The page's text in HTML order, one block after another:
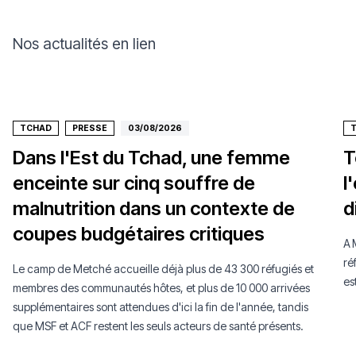
Nos actualités en lien
TCHAD PRESSE 03/08/2026
Dans l'Est du Tchad, une femme
enceinte sur cinq souffre de
malnutrition dans un contexte de
coupes budgétaires critiques
Le camp de Metché accueille déjà plus de 43 300 réfugiés et
membres des communautés hôtes, et plus de 10 000 arrivées
supplémentaires sont attendues d'ici la fin de l'année, tandis
que MSF et ACF restent les seuls acteurs de santé présents.
A